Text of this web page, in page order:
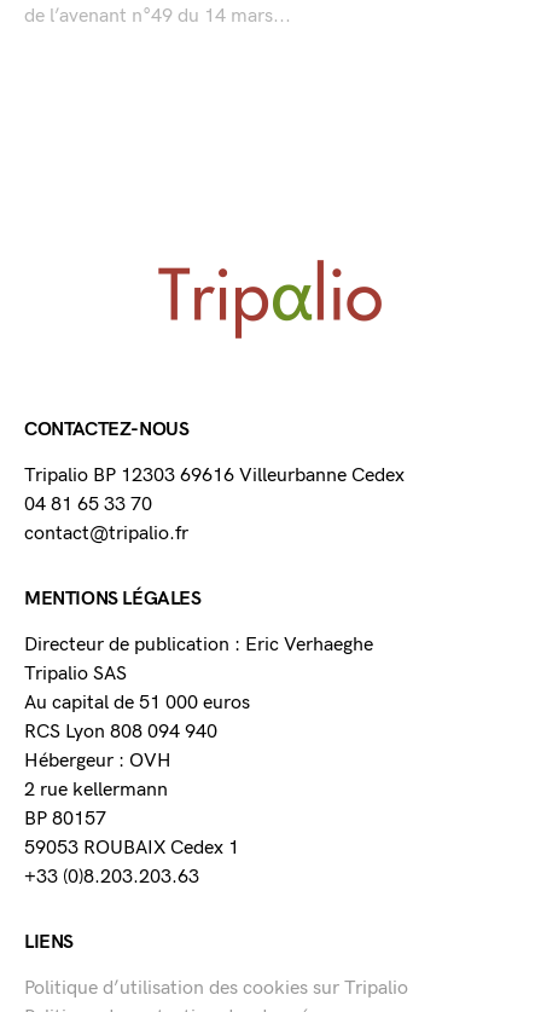
de l’avenant n°49 du 14 mars...
CONTACTEZ-NOUS
Tripalio BP 12303 69616 Villeurbanne Cedex
04 81 65 33 70
contact@tripalio.fr
MENTIONS LÉGALES
Directeur de publication : Eric Verhaeghe
Tripalio SAS
Au capital de 51 000 euros
RCS Lyon 808 094 940
Hébergeur : OVH
2 rue kellermann
BP 80157
59053 ROUBAIX Cedex 1
+33 (0)8.203.203.63
LIENS
Politique d’utilisation des cookies sur Tripalio